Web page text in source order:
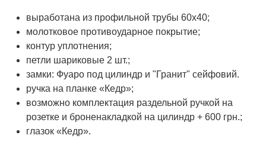
выработана из профильной трубы 60х40;
молотковое противоударное покрытие;
контур уплотнения;
петли шариковые 2 шт.;
замки: Фуаро под цилиндр и "Гранит" сейфовий.
ручка на планке «Кедр»;
возможно комплектация раздельной ручкой на
розетке и броненакладкой на цилиндр + 600 грн.;
глазок «Кедр».